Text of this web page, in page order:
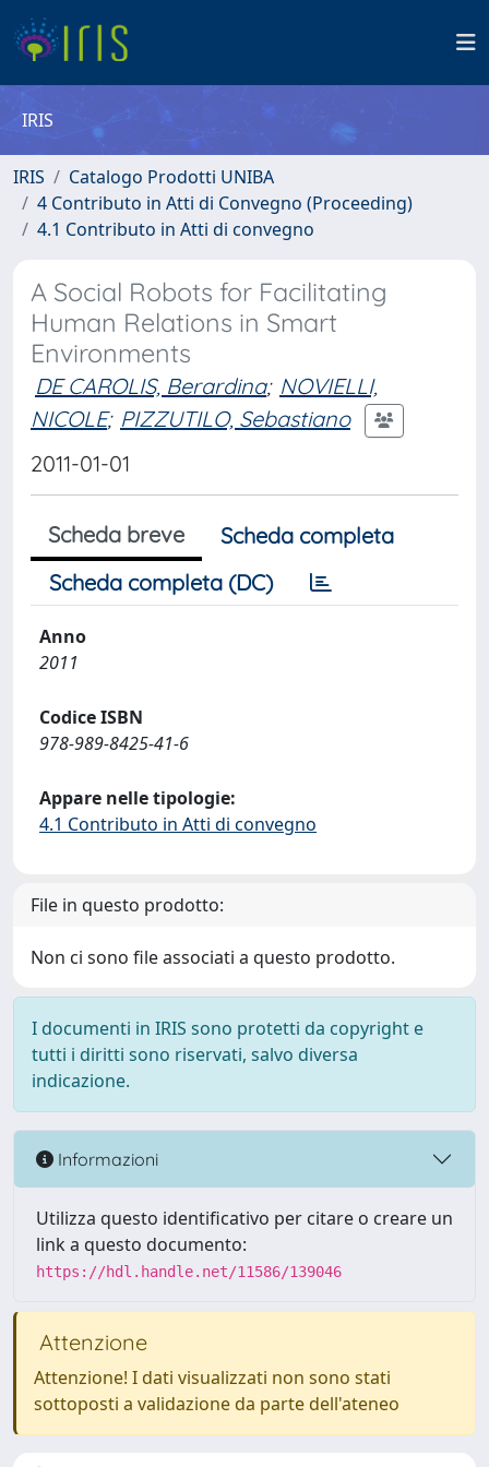
IRIS
IRIS
Catalogo Prodotti UNIBA
4 Contributo in Atti di Convegno (Proceeding)
4.1 Contributo in Atti di convegno
A Social Robots for Facilitating
Human Relations in Smart
Environments
DE CAROLIS, Berardina; NOVIELLI,
NICOLE; PIZZUTILO, Sebastiano
2011-01-01
Scheda breve
Scheda completa
Scheda completa (DC)
Anno
2011
Codice ISBN
978-989-8425-41-6
Appare nelle tipologie:
4.1 Contributo in Atti di convegno
File in questo prodotto:
Non ci sono file associati a questo prodotto.
I documenti in IRIS sono protetti da copyright e
tutti i diritti sono riservati, salvo diversa
indicazione.
Informazioni
Utilizza questo identificativo per citare o creare un
link a questo documento:
https://hdl.handle.net/11586/139046
Attenzione
Attenzione! I dati visualizzati non sono stati
sottoposti a validazione da parte dell'ateneo